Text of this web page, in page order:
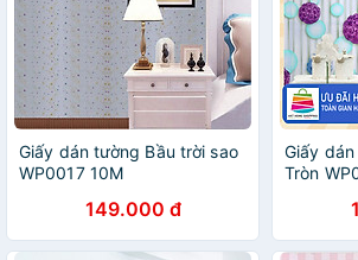
Giấy dán tường Bầu trời sao
WP0017 10M
149.000 đ
Giấy
Tròn